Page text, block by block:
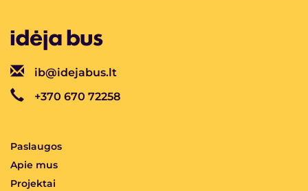
ib@idejabus.lt
+370 670 72258
Paslaugos
Apie mus
Projektai